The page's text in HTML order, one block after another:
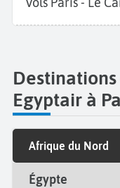
Egyptair à
Afrique du Nord
Égypte